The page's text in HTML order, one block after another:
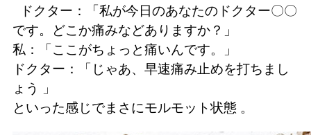
ドクター：「私が今日のあなたのドクター〇〇
です。どこか痛みなどありますか？」
私：「ここがちょっと痛いんです。」
ドクター：「じゃあ、早速痛み止めを打ちまし
ょう 」
といった感じでまさにモルモット状態 。